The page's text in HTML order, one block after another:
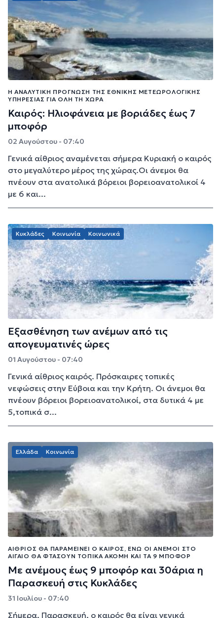
Η ΑΝΑΛΥΤΙΚΉ ΠΡΌΓΝΩΣΗ ΤΗΣ ΕΘΝΙΚΉΣ ΜΕΤΕΩΡΟΛΟΓΙΚΉΣ
ΥΠΗΡΕΣΊΑΣ ΓΙΑ ΌΛΗ ΤΗ ΧΏΡΑ
Καιρός: Ηλιοφάνεια με βοριάδες έως 7
μποφόρ
02 Αυγούστου - 07:40
Γενικά αίθριος αναμένεται σήμερα Κυριακή ο καιρός
στο μεγαλύτερο μέρος της χώρας.Οι άνεμοι θα
πνέουν στα ανατολικά βόρειοι βορειοανατολικοί 4
με 6 και...
Κυκλάδες Κοινωνία Κοινωνικά
Εξασθένηση των ανέμων από τις
απογευματινές ώρες
01 Αυγούστου - 07:40
Γενικά αίθριος καιρός. Πρόσκαιρες τοπικές
νεφώσεις στην Εύβοια και την Κρήτη. Οι άνεμοι θα
πνέουν βόρειοι βορειοανατολικοί, στα δυτικά 4 με
5,τοπικά σ...
Ελλάδα Κοινωνία
ΑΊΘΡΙΟΣ ΘΑ ΠΑΡΑΜΕΊΝΕΙ Ο ΚΑΙΡΌΣ, ΕΝΏ ΟΙ ΆΝΕΜΟΙ ΣΤΟ
ΑΙΓΑΊΟ ΘΑ ΦΤΆΣΟΥΝ ΤΟΠΙΚΆ ΑΚΌΜΗ ΚΑΙ ΤΑ 9 ΜΠΟΦΌΡ
Με ανέμους έως 9 μποφόρ και 30άρια η
Παρασκευή στις Κυκλάδες
31 Ιουλίου - 07:40
Σήμερα, Παρασκευή, ο καιρός θα είναι γενικά